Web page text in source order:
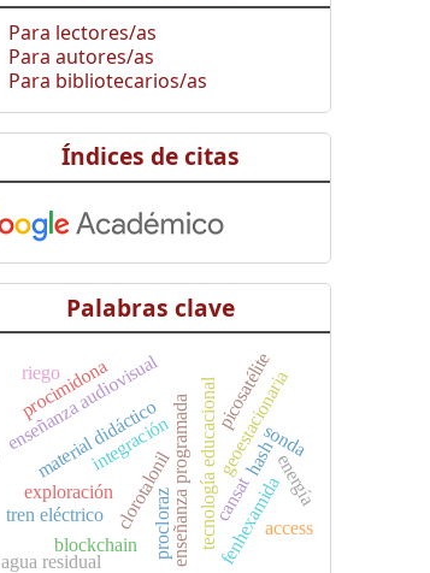
Para lectores/as
Para autores/as
Para bibliotecarios/as
Índices de citas
Palabras clave
enseñanza audiovisual tecnología educacional
material didácticoenseñanza programada
clorotalonil fenhexamida
procimidona
procloraz cansat
exploración
geoestacionaria
picosatélite
sonda
integración
energía
tren eléctrico
blockchain
hash
access
agua residual
riego